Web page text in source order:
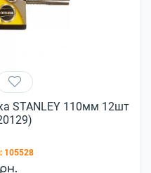
STANLEY 110мм 12шт
105528